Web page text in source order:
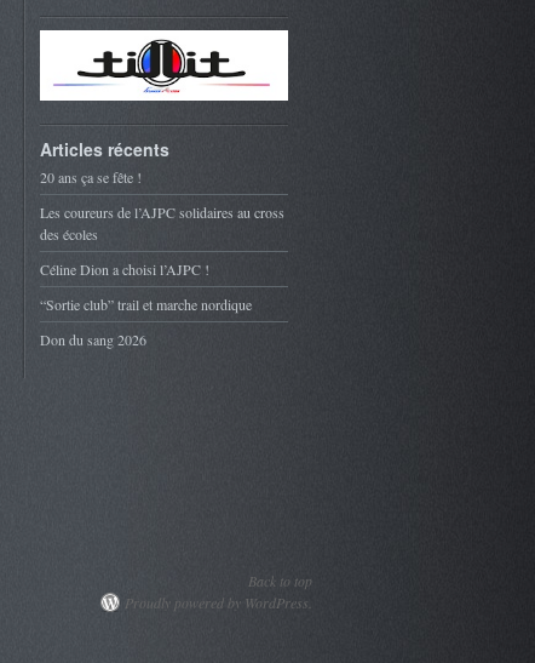
Articles récents
20 ans ça se fête !
Les coureurs de l’AJPC solidaires au cross
des écoles
Céline Dion a choisi l’AJPC !
“Sortie club” trail et marche nordique
Don du sang 2026
Back to top
Proudly powered by WordPress.